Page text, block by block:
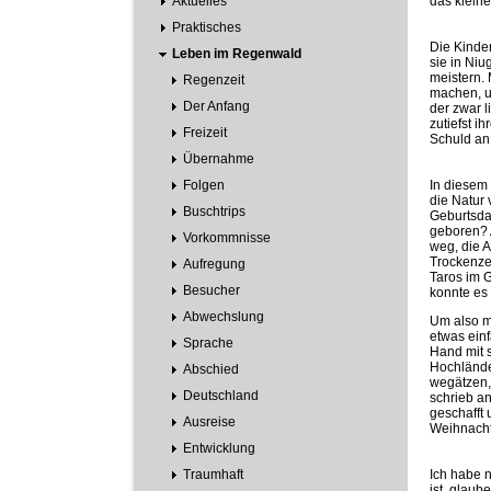
Praktisches
Leben im Regenwald
Regenzeit
Der Anfang
Freizeit
Übernahme
Folgen
Buschtrips
Vorkommnisse
Aufregung
Besucher
Abwechslung
Sprache
Abschied
Deutschland
Ausreise
Entwicklung
Traumhaft
Die
sie in
meistern.
machen,
der zwar
zutiefst
Schuld
In
die Natur
weg, die
Taros im
konnte es
Um also
etwas
Hand mit
schrieb
geschafft
Ich habe